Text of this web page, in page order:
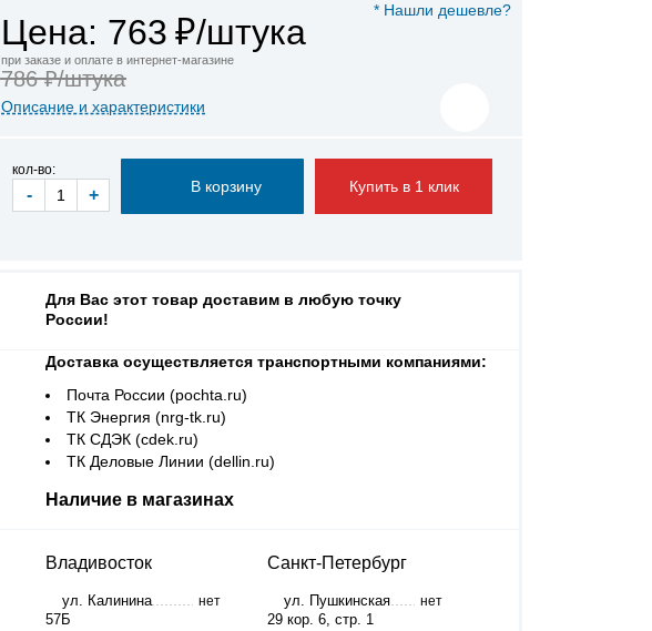
* Нашли дешевле?
Цена: 763 ₽/штука
при заказе и оплате в интернет-магазине
786 ₽/штука
Описание и характеристики
кол-во:
- + Купить в 1 клик
Для Вас этот товар доставим в любую точку
России!
Доставка осуществляется транспортными компаниями:
Почта России (pochta.ru)
ТК Энергия (nrg-tk.ru)
ТК СДЭК (cdek.ru)
ТК Деловые Линии (dellin.ru)
Наличие в магазинах
Владивосток
ул. Калинина
57Б
нет
Санкт-Петербург
ул. Пушкинская
29 кор. 6, стр. 1
нет